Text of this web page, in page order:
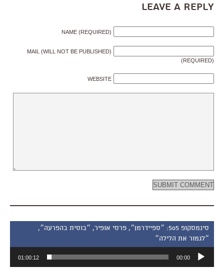
Leave a Reply
NAME (REQUIRED)
MAIL (WILL NOT BE PUBLISHED)
(REQUIRED)
WEBSITE
סינמסקופ 505: ״ספיידרמן״, פרסי אופיר, ״בוסית בהפרעה״,
״לגמור את הלילה״
אודיו
00:00
01:00:12